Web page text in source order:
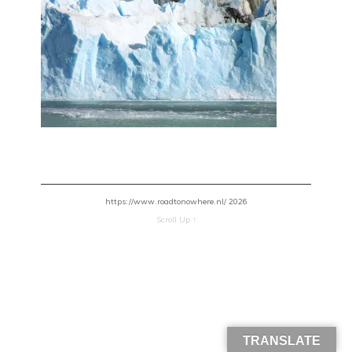
https://www.roadtonowhere.nl/ 2026
Scroll Up ↑
TRANSLATE